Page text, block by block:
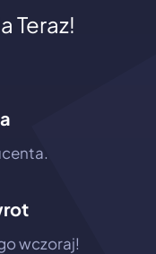
Teraz!
wczoraj!